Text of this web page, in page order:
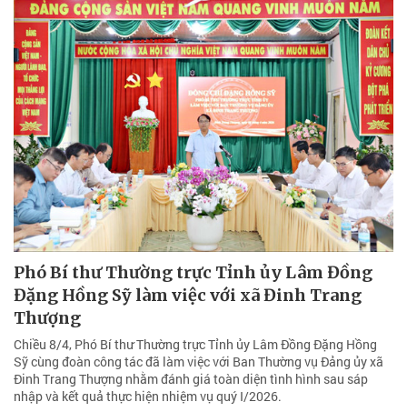
Phó Bí thư Thường trực Tỉnh ủy Lâm Đồng
Đặng Hồng Sỹ làm việc với xã Đinh Trang
Thượng
Chiều 8/4, Phó Bí thư Thường trực Tỉnh ủy Lâm Đồng Đặng Hồng
Sỹ cùng đoàn công tác đã làm việc với Ban Thường vụ Đảng ủy xã
Đinh Trang Thượng nhằm đánh giá toàn diện tình hình sau sáp
nhập và kết quả thực hiện nhiệm vụ quý I/2026.